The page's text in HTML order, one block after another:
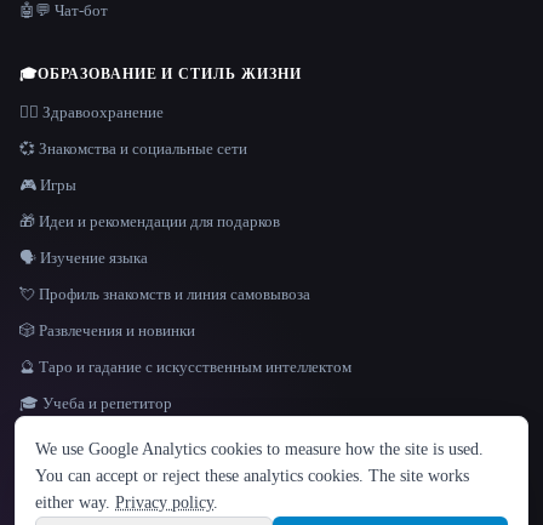
ЯЗЫК
English español Français Русский 简体中文
Hindi
🤖💬 Чат-бот
🎓ОБРАЗОВАНИЕ И СТИЛЬ ЖИЗНИ
👩‍⚕️ Здравоохранение
💞 Знакомства и социальные сети
🎮 Игры
🎁 Идеи и рекомендации для подарков
🗣️ Изучение языка
💘 Профиль знакомств и линия самовывоза
🎲 Развлечения и новинки
🔮 Таро и гадание с искусственным интеллектом
🎓 Учеба и репетитор
© 2026 That AI Collection. Все права защищены.
We use Google Analytics cookies to measure how the site is used.
You can accept or reject these analytics cookies. The site works
either way. Privacy policy.